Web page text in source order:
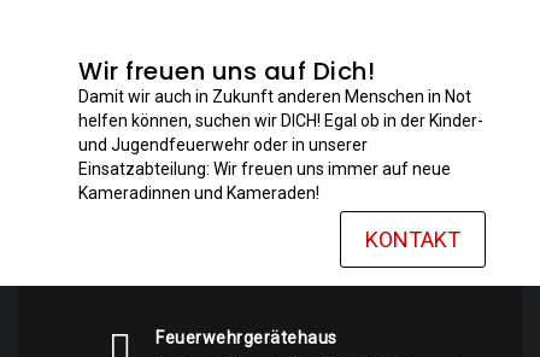
Wir freuen uns auf Dich!
Damit wir auch in Zukunft anderen Menschen in Not
helfen können, suchen wir DICH! Egal ob in der Kinder-
und Jugendfeuerwehr oder in unserer
Einsatzabteilung: Wir freuen uns immer auf neue
Kameradinnen und Kameraden!
KONTAKT
Feuerwehrgerätehaus